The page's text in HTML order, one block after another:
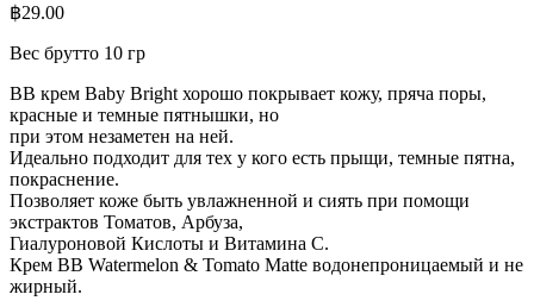
฿29.00
Вес брутто 10 гр
BB крем Baby Bright хорошо покрывает кожу, пряча поры,
красные и темные пятнышки, но
при этом незаметен на ней.
Идеально подходит для тех у кого есть прыщи, темные пятна,
покраснение.
Позволяет коже быть увлажненной и сиять при помощи
экстрактов Томатов, Арбуза,
Гиалуроновой Кислоты и Витамина С.
Крем BB Watermelon & Tomato Matte водонепроницаемый и не
жирный.